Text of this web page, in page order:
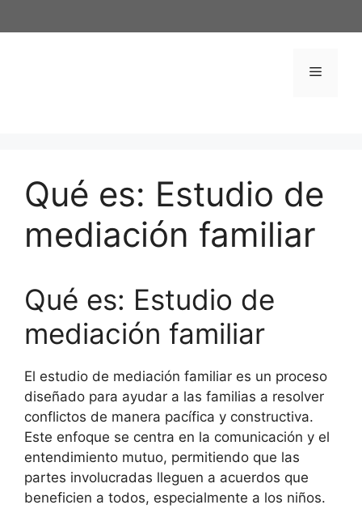
al
Menú
Qué es: Estudio de
mediación familiar
Qué es: Estudio de
mediación familiar
El estudio de mediación familiar es un proceso
diseñado para ayudar a las familias a resolver
conflictos de manera pacífica y constructiva.
Este enfoque se centra en la comunicación y el
entendimiento mutuo, permitiendo que las
partes involucradas lleguen a acuerdos que
beneficien a todos, especialmente a los niños.